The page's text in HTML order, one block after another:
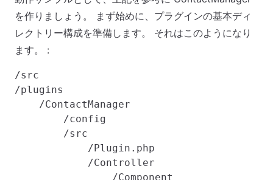
を作りましょう。 まず始めに、プラグインの基本ディ
レクトリー構成を準備します。 それはこのようになり
ます。 :
/src
/plugins
    /ContactManager
        /config
        /src
            /Plugin.php
            /Controller
                /Component